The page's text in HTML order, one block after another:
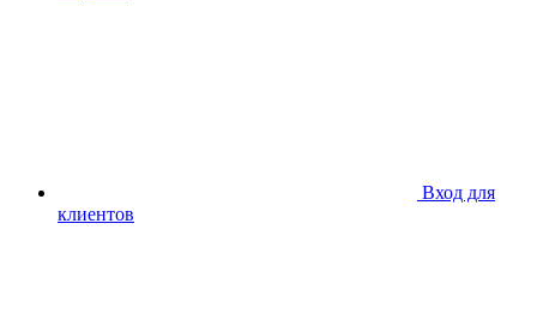
Вход для
клиентов